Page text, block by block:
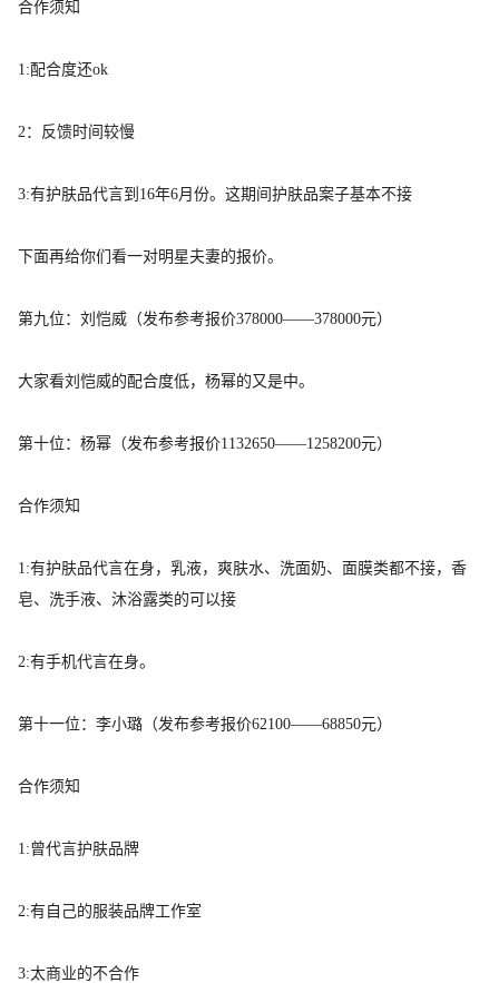
合作须知
1:配合度还ok
2：反馈时间较慢
3:有护肤品代言到16年6月份。这期间护肤品案子基本不接
下面再给你们看一对明星夫妻的报价。
第九位：刘恺威（发布参考报价378000——378000元）
大家看刘恺威的配合度低，杨幂的又是中。
第十位：杨幂（发布参考报价1132650——1258200元）
合作须知
1:有护肤品代言在身，乳液，爽肤水、洗面奶、面膜类都不接，香
皂、洗手液、沐浴露类的可以接
2:有手机代言在身。
第十一位：李小璐（发布参考报价62100——68850元）
合作须知
1:曾代言护肤品牌
2:有自己的服装品牌工作室
3:太商业的不合作